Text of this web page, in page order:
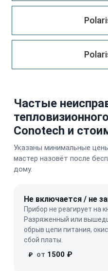
Частые
Conotech и
Указаны минимальные
мастер назовёт после
дому.
Не включается / не
Прибор не реагирует на
Разряженный или
обрыв цепи питания,
сбой платы.
₽ от 1500 ₽